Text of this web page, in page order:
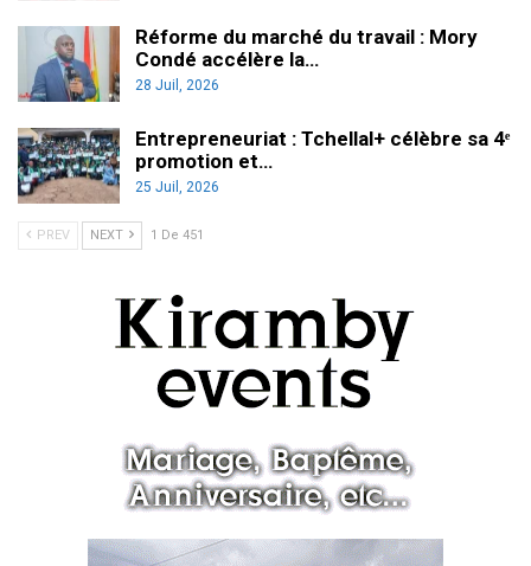
Réforme du marché du travail : Mory
Condé accélère la…
28 Juil, 2026
Entrepreneuriat : Tchellal+ célèbre sa 4ᵉ
promotion et…
25 Juil, 2026
PREV NEXT 1 De 451